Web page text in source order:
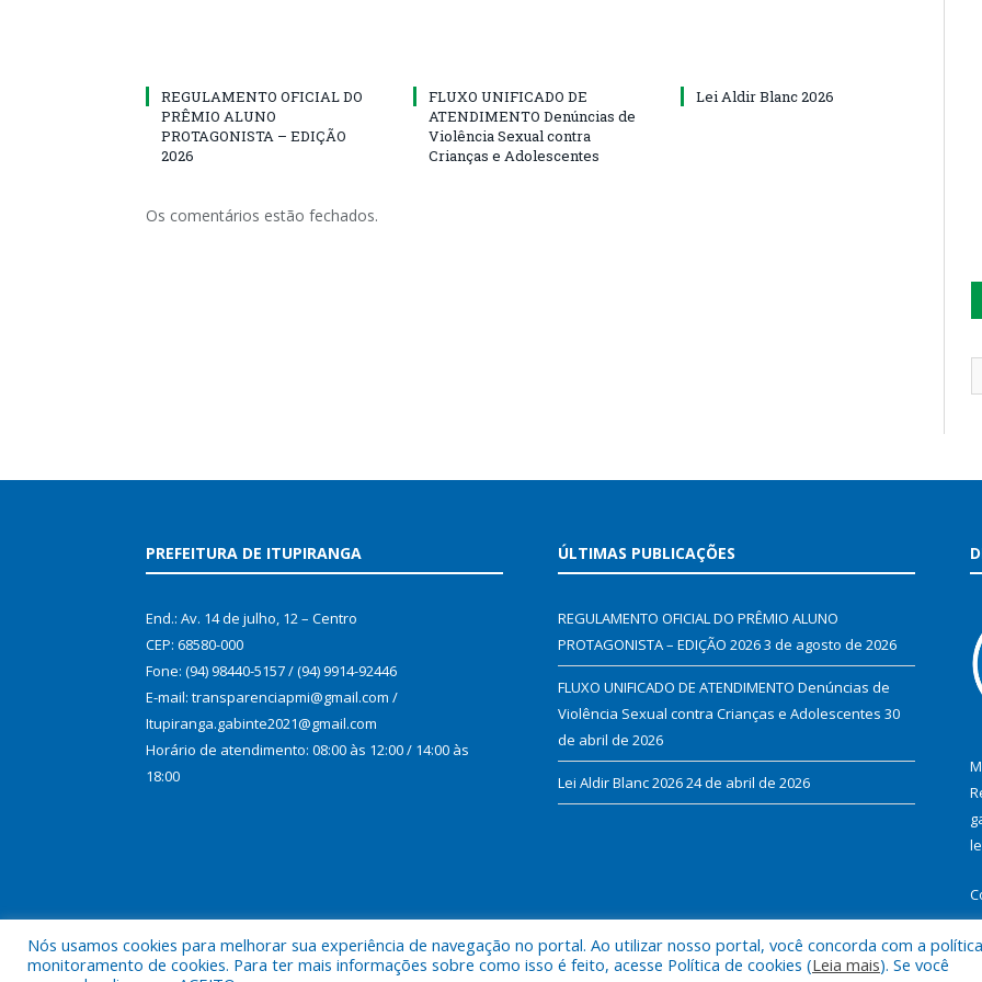
REGULAMENTO OFICIAL DO
PRÊMIO ALUNO
PROTAGONISTA – EDIÇÃO
2026
FLUXO UNIFICADO DE
ATENDIMENTO Denúncias de
Violência Sexual contra
Crianças e Adolescentes
Lei Aldir Blanc 2026
Os comentários estão fechados.
PREFEITURA DE ITUPIRANGA
End.: Av. 14 de julho, 12 – Centro
CEP: 68580-000
Fone: (94) 98440-5157 / (94) 9914-92446
E-mail: transparenciapmi@gmail.com /
Itupiranga.gabinte2021@gmail.com
Horário de atendimento: 08:00 às 12:00 / 14:00 às
18:00
ÚLTIMAS PUBLICAÇÕES
REGULAMENTO OFICIAL DO PRÊMIO ALUNO
PROTAGONISTA – EDIÇÃO 20263 de agosto de 2026
FLUXO UNIFICADO DE ATENDIMENTO Denúncias de
Violência Sexual contra Crianças e Adolescentes 30
de abril de 2026
Lei Aldir Blanc 202624 de abril de 2026
Nós usamos cookies para melhorar sua experiência de navegação no portal. Ao utilizar nosso portal, você concorda com a
monitoramento de cookies. Para ter mais informações sobre como isso é feito, acesse Política de cookies (Leia mais). Se você